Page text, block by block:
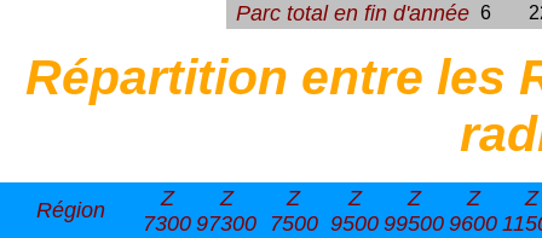
Parc total en fin d'année 6
Répartition entre les
Région
Z
7300
Z
97300
Z
7500
Z
9500
Z
99500
Z
9600
Z